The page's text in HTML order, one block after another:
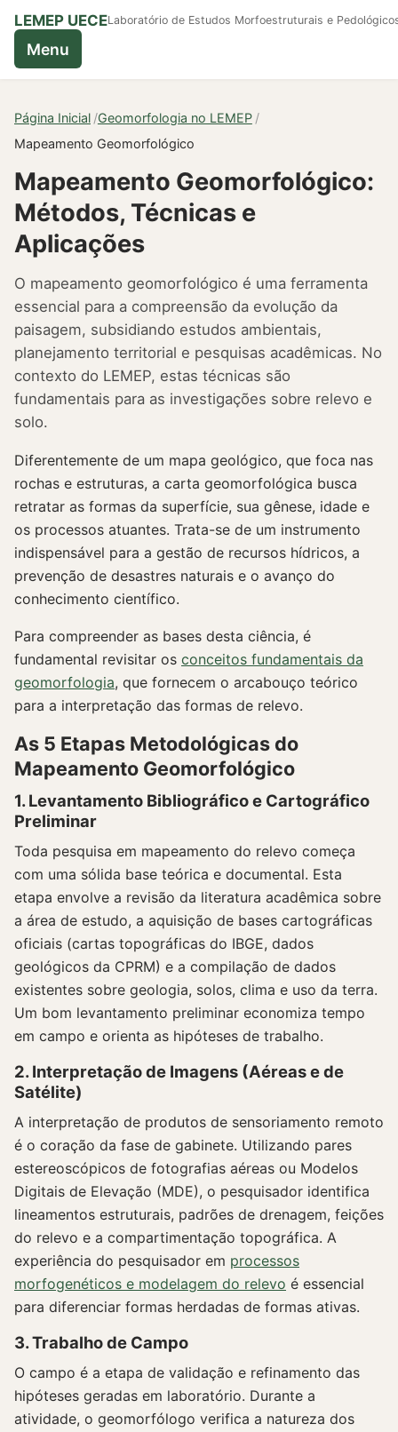
LEMEP UECELaboratório de Estudos Morfoestruturais e
Menu
Página Inicial Geomorfologia no LEMEP
Mapeamento Geomorfológico
Mapeamento Geomorfológico:
Métodos, Técnicas e
Aplicações
O mapeamento geomorfológico é uma ferramenta
essencial para a compreensão da evolução da
paisagem, subsidiando estudos ambientais,
planejamento territorial e pesquisas acadêmicas. No
contexto do LEMEP, estas técnicas são
fundamentais para as investigações sobre relevo e
solo.
Diferentemente de um mapa geológico, que foca nas
rochas e estruturas, a carta geomorfológica busca
retratar as formas da superfície, sua gênese, idade e
os processos atuantes. Trata-se de um instrumento
indispensável para a gestão de recursos hídricos, a
prevenção de desastres naturais e o avanço do
conhecimento científico.
Para compreender as bases desta ciência, é
fundamental revisitar os conceitos fundamentais da
geomorfologia, que fornecem o arcabouço teórico
para a interpretação das formas de relevo.
As 5 Etapas Metodológicas do
Mapeamento Geomorfológico
1. Levantamento Bibliográfico e Cartográfico
Preliminar
Toda pesquisa em mapeamento do relevo começa
com uma sólida base teórica e documental. Esta
etapa envolve a revisão da literatura acadêmica sobre
a área de estudo, a aquisição de bases cartográficas
oficiais (cartas topográficas do IBGE, dados
geológicos da CPRM) e a compilação de dados
existentes sobre geologia, solos, clima e uso da terra.
Um bom levantamento preliminar economiza tempo
em campo e orienta as hipóteses de trabalho.
2. Interpretação de Imagens (Aéreas e de
Satélite)
A interpretação de produtos de sensoriamento remoto
é o coração da fase de gabinete. Utilizando pares
estereoscópicos de fotografias aéreas ou Modelos
Digitais de Elevação (MDE), o pesquisador identifica
lineamentos estruturais, padrões de drenagem, feições
do relevo e a compartimentação topográfica. A
experiência do pesquisador em processos
morfogenéticos e modelagem do relevo é essencial
para diferenciar formas herdadas de formas ativas.
3. Trabalho de Campo
O campo é a etapa de validação e refinamento das
hipóteses geradas em laboratório. Durante a
atividade, o geomorfólogo verifica a natureza dos